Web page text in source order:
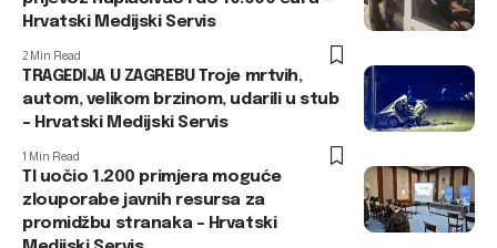
Hrvatski Medijski Servis
2 Min Read
TRAGEDIJA U ZAGREBU Troje mrtvih,
autom, velikom brzinom, udarili u stub
– Hrvatski Medijski Servis
1 Min Read
TI uočio 1.200 primjera moguće
zlouporabe javnih resursa za
promidžbu stranaka – Hrvatski